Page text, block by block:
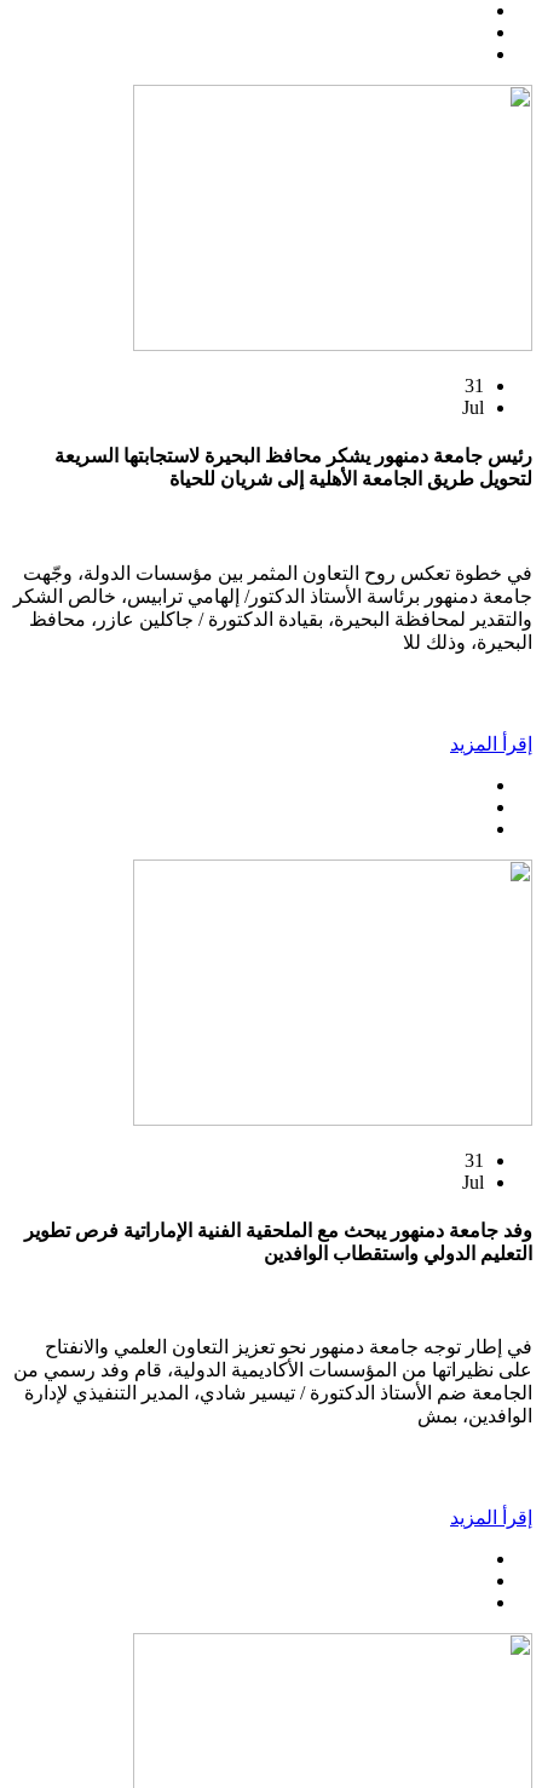
31
Jul
رئيس جامعة دمنهور يشكر محافظ البحيرة لاستجابتها السريعة
لتحويل طريق الجامعة الأهلية إلى شريان للحياة
في خطوة تعكس روح التعاون المثمر بين مؤسسات الدولة، وجّهت
جامعة دمنهور برئاسة الأستاذ الدكتور/ إلهامي ترابيس، خالص الشكر
والتقدير لمحافظة البحيرة، بقيادة الدكتورة / جاكلين عازر، محافظ
البحيرة، وذلك للا
إقرأ المزيد
31
Jul
وفد جامعة دمنهور يبحث مع الملحقية الفنية الإماراتية فرص تطوير
التعليم الدولي واستقطاب الوافدين
في إطار توجه جامعة دمنهور نحو تعزيز التعاون العلمي والانفتاح
على نظيراتها من المؤسسات الأكاديمية الدولية، قام وفد رسمي من
الجامعة ضم الأستاذ الدكتورة / تيسير شادي، المدير التنفيذي لإدارة
الوافدين، بمش
إقرأ المزيد